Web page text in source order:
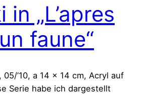
in „L’apres
faune“
’10, a 14 x 14 cm, Acryl auf
Serie habe ich dargestellt